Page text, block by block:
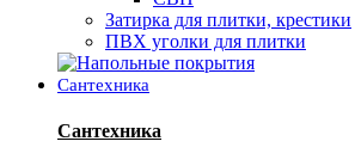
Затирка для плитки, крестики
ПВХ уголки для плитки
Сантехника
Сантехника